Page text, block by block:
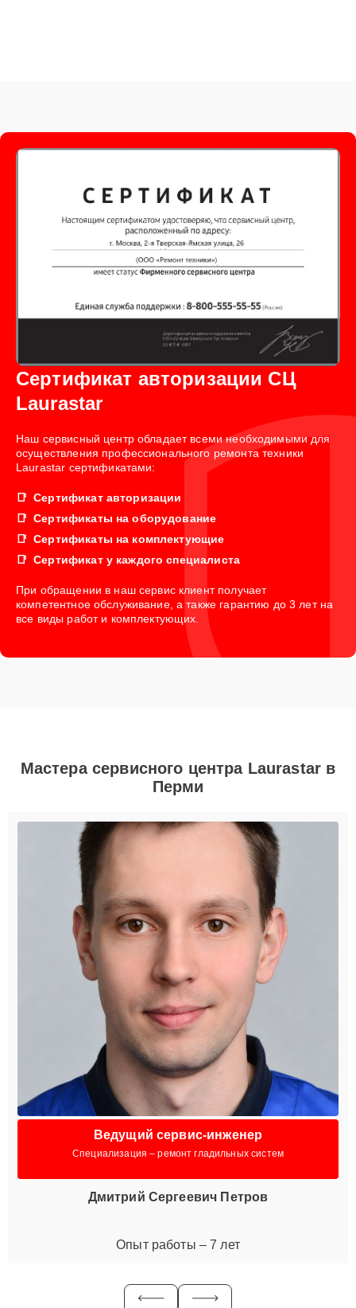
Сертификат авторизации СЦ
Laurastar
Наш сервисный центр обладает всеми необходимыми для
осуществления профессионального ремонта техники
Laurastar сертификатами:
Сертификат авторизации
Сертификаты на оборудование
Сертификаты на комплектующие
Сертификат у каждого специалиста
При обращении в наш сервис клиент получает
компетентное обслуживание, а также гарантию до 3 лет на
все виды работ и комплектующих.
Мастера сервисного центра Laurastar в
Перми
Ведущий сервис-инженер
Специализация – ремонт гладильных систем
Дмитрий Сергеевич Петров
Опыт работы – 7 лет